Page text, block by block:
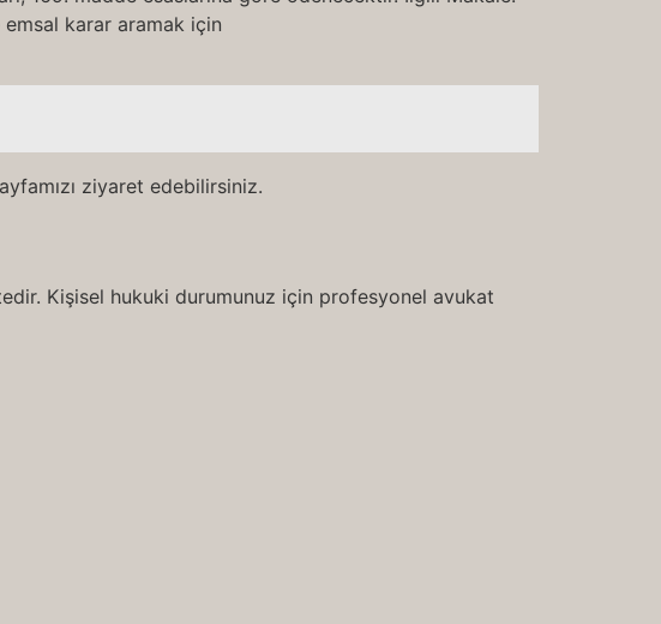
emsal karar aramak için
ziyaret edebilirsiniz.
Kişisel hukuki durumunuz için profesyonel avukat